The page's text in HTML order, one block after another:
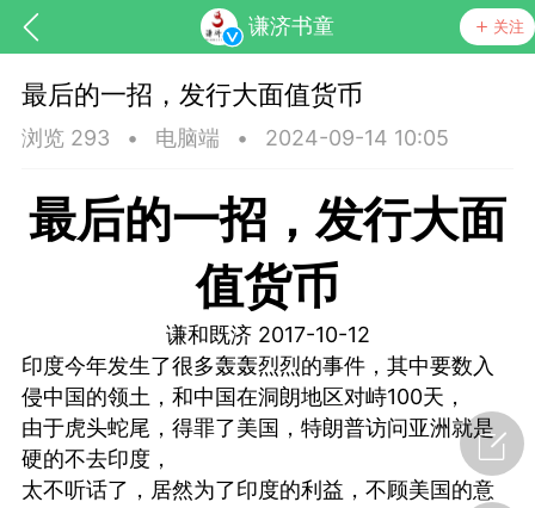
谦济书童 关注
，华夏中医人：家门口的中医人！
节气气象 问答
最后的一招，发行大面值货币
浏览 293 • 电脑端 • 2024-09-14 10:05
最后的一招，发行大面
值货币
谦和既济 2017-10-12
印度今年发生了很多轰轰烈烈的事件，其中要数入
侵中国的领土，和中国在洞朗地区对峙100天，
由于虎头蛇尾，得罪了美国，特朗普访问亚洲就是
硬的不去印度，
太不听话了，居然为了印度的利益，不顾美国的意